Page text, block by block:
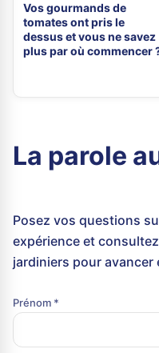
Vos gourmands de
tomates ont pris le
dessus et vous ne savez
plus par où commencer
La parole
Posez vos questions
expérience et
jardiniers pour avancer
Prénom *